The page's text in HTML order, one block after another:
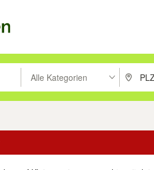
um zu suchen, oder
Alle Kategorien PLZ